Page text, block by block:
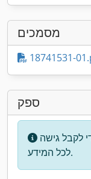
מסמכים
18741531-
ספק
לקבל גישה
לכל המידע.